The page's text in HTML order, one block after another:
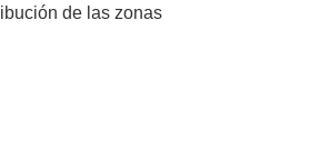
de las zonas